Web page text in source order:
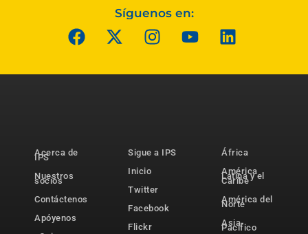
Síguenos en:
Acerca de
IPS
Nuestros
socios
Contáctenos
Apóyenos
Sigue a IPS
Inicio
Twitter
Facebook
Flickr
África
América
Latina y el
Caribe
América del
Norte
Asia-
Pacífico